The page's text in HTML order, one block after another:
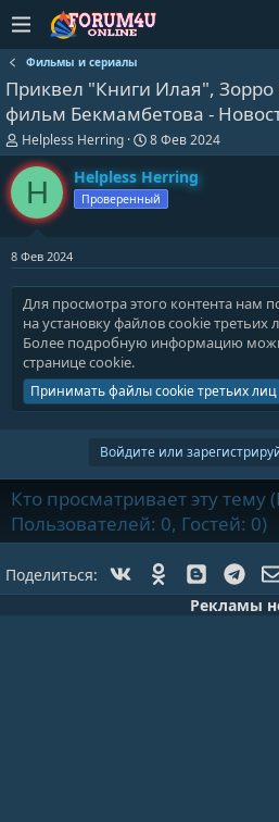
Фильмы и сериалы
Приквел "Книги Илая",
фильм Бекмамбетова -
А
в
т
т
м
Helpless Herring
Д
а
т
а
н
8 Фев 2024
H Helpless Herring
Проверенный
8 Фев 2024
Для просмотра этого контента нам
на установку файлов cookie третьих
Более подробную информацию
странице cookie.
Принимать файлы cookie третьих лиц
Войдите или
Кто просматривает эту тему
Пользователей: 0, Гостей: 0)
Поделиться: Vk Ok Blogger
Рекламы